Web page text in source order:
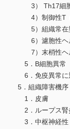
3） Th17細
4）制御性T
5）組織常在
6）濾胞性ヘ
7）末梢性ヘ
5．B細胞異常
6．免疫異常に
5．組織障害機序
1．皮膚
2．ループス腎
3．中枢神経性